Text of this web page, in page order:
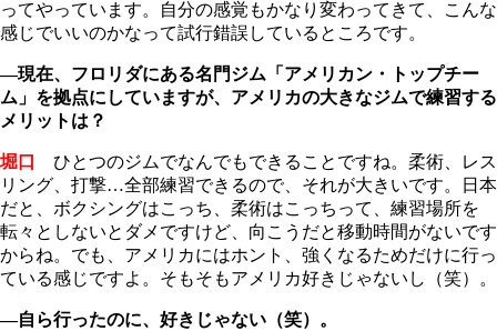
ってやっています。自分の感覚もかなり変わってきて、こんな
感じでいいのかなって試行錯誤しているところです。
―現在、フロリダにある名門ジム「アメリカン・トップチー
ム」を拠点にしていますが、アメリカの大きなジムで練習する
メリットは？
堀口
ひとつのジムでなんでもできることですね。柔術、レス
リング、打撃…全部練習できるので、それが大きいです。日本
だと、ボクシングはこっち、柔術はこっちって、練習場所を
転々としないとダメですけど、向こうだと移動時間がないです
からね。でも、アメリカにはホント、強くなるためだけに行っ
ている感じですよ。そもそもアメリカ好きじゃないし（笑）。
―自ら行ったのに、好きじゃない（笑）。